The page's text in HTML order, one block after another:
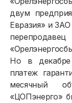
двум
Евразия» и
Но в декабре
платеж
месячный
«ЦОПэнерго»